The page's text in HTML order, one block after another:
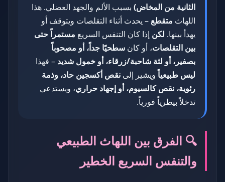
الثانية من المخاض) بسبب الألم والجهد العضلي. هذا
اللهاث متقطع – يحدث أثناء التقلصات ويتوقف أو
يهدأ بينها. لكن إذا كان التنفس السريع مستمراً حتى
بين التقلصات، أو كانسطحيًا جداً، أو مصحوباً
بصفير، أو لثة شاحبة/زرقاء، أو خمول شديد – فهذا
ليس طبيعياًويشير إلىنقص أكسجين حاد، وذمة
رئوية، نقص كالسيوم، أو إجهاد حراري، ويستدعي
تدخلاً بيطرياً فورياً.
🔍 الفرق بين اللهاث الطبيعي
والتنفس السريع الخطير